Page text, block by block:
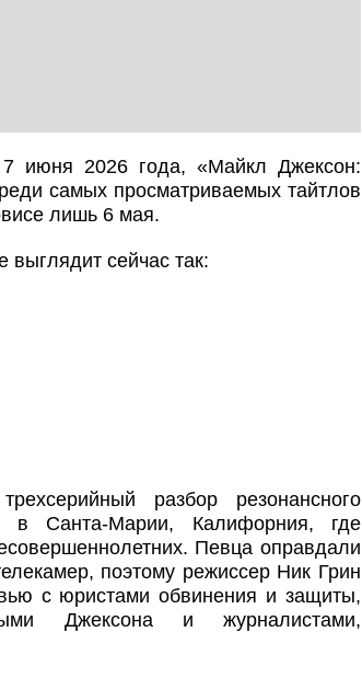
июня 2026 года, «Майкл Джексон:
самых просматриваемых тайтлов
лишь 6 мая.
сейчас так:
разбор резонансного
в Санта‑Марии, Калифорния, где
Певца оправдали
поэтому режиссер Ник Грин
с юристами обвинения и защиты,
Джексона и журналистами,